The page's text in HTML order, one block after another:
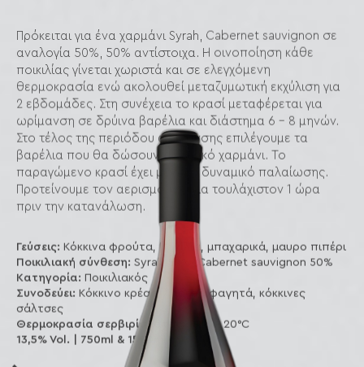
Πρόκειται για ένα χαρμάνι Syrah, Cabernet sauvignon σε
αναλογία 50%, 50% αντίστοιχα. Η οινοποίηση κάθε
ποικιλίας γίνεται χωριστά και σε ελεγχόμενη
θερμοκρασία ενώ ακολουθεί μεταζυμωτική εκχύλιση για
2 εβδομάδες. Στη συνέχεια το κρασί μεταφέρεται για
ωρίμανση σε δρύινα βαρέλια και διάστημα 6 – 8 μηνών.
Στο τέλος της περιόδου ωρίμανσης επιλέγουμε τα
βαρέλια που θα δώσουν το τελικό χαρμάνι. Το
παραγώμενο κρασί έχει μεγάλο δυναμικό παλαίωσης.
Προτείνουμε τον αερισμό του για τουλάχιστον 1 ώρα
πριν την κατανάλωση.
Γεύσεις: Κόκκινα φρούτα, βανίλια, μπαχαρικά, μαυρο πιπέρι
Ποικιλιακή σύνθεση: Syrah 50%, Cabernet sauvignon 50%
Κατηγορία: Ποικιλιακός
Συνοδεύει: Κόκκινο κρέας, Λαδερά φαγητά, κόκκινες
σάλτσες
Θερμοκρασία σερβιρίσματος:
18°C - 20°C
13,5% Vol. | 750ml & 1500ml ℮